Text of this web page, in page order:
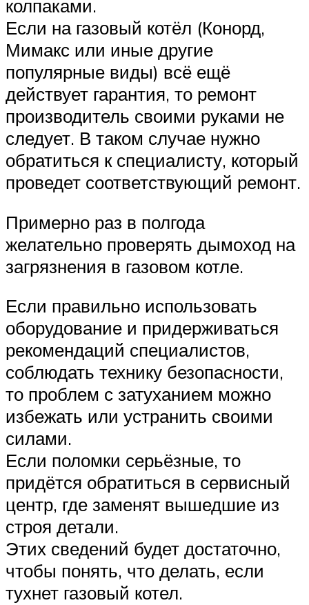
колпаками.
Если на газовый котёл (Конорд,
Мимакс или иные другие
популярные виды) всё ещё
действует гарантия, то ремонт
производитель своими руками не
следует. В таком случае нужно
обратиться к специалисту, который
проведет соответствующий ремонт.
Примерно раз в полгода
желательно проверять дымоход на
загрязнения в газовом котле.
Если правильно использовать
оборудование и придерживаться
рекомендаций специалистов,
соблюдать технику безопасности,
то проблем с затуханием можно
избежать или устранить своими
силами.
Если поломки серьёзные, то
придётся обратиться в сервисный
центр, где заменят вышедшие из
строя детали.
Этих сведений будет достаточно,
чтобы понять, что делать, если
тухнет газовый котел.